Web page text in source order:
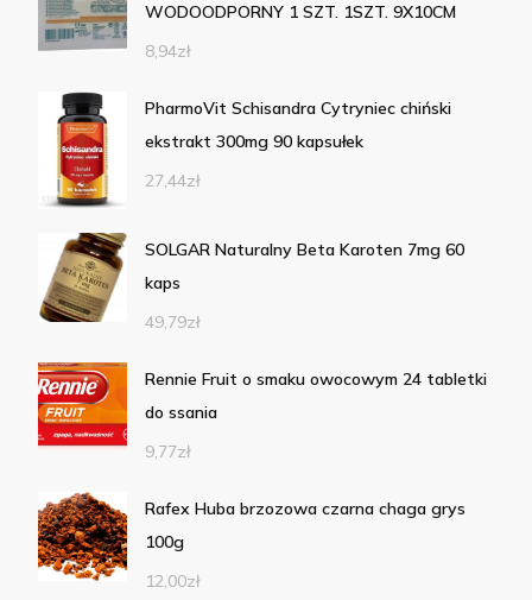
WODOODPORNY 1 SZT. 1SZT. 9X10CM
8,94zł
PharmoVit Schisandra Cytryniec chiński
ekstrakt 300mg 90 kapsułek
27,44zł
SOLGAR Naturalny Beta Karoten 7mg 60
kaps
49,79zł
Rennie Fruit o smaku owocowym 24 tabletki
do ssania
9,77zł
Rafex Huba brzozowa czarna chaga grys
100g
12,00zł